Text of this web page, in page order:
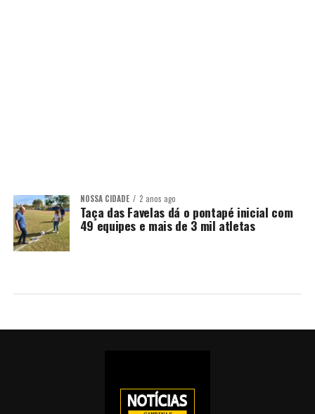
NOSSA CIDADE 2 anos ago
Taça das Favelas dá o pontapé inicial com
49 equipes e mais de 3 mil atletas